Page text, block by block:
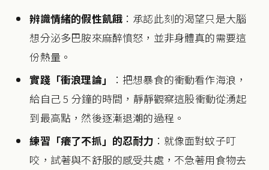
辨識情緒的假性飢餓 ：承認此刻的渴望只是大腦
想分泌多巴胺來麻醉憤怒，並非身體真的需要這
份熱量。
實踐「衝浪理論」
：把想暴食的衝動看作海浪，
給自己 5 分鐘的時間，靜靜觀察這股衝動從湧起
到最高點，然後逐漸退潮的過程。
練習「癢了不抓」的忍耐力 ：就像面對蚊子叮
咬，試著與不舒服的感受共處，不急著用食物去